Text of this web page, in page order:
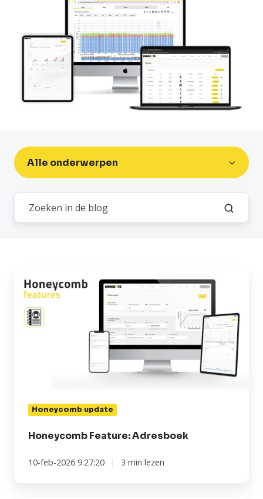
Alle onderwerpen
Feature:
Honeycomb update
Honeycomb Feature: Adresboek
10-feb-2026 9:27:20 3 min lezen